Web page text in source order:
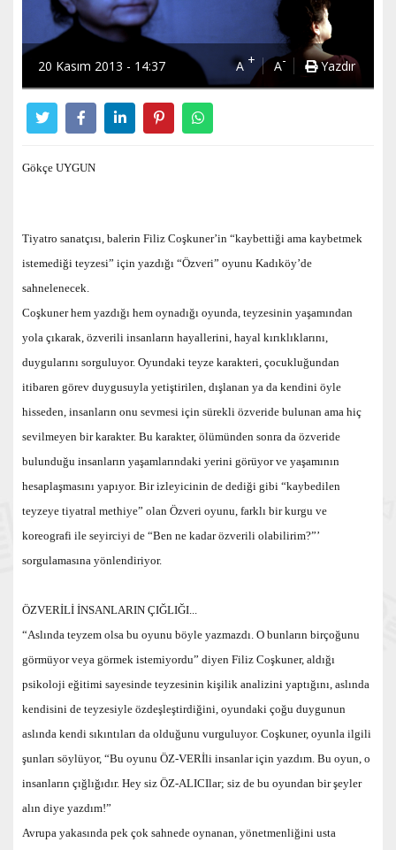
20 Kasım 2013 - 14:37 A + A- Yazdır
Gökçe UYGUN
Tiyatro sanatçısı, balerin Filiz Coşkuner’in “kaybettiği ama kaybetmek
istemediği teyzesi” için yazdığı “Özveri” oyunu Kadıköy’de
sahnelenecek.
Coşkuner hem yazdığı hem oynadığı oyunda, teyzesinin yaşamından
yola çıkarak, özverili insanların hayallerini, hayal kırıklıklarını,
duygularını sorguluyor. Oyundaki teyze karakteri, çocukluğundan
itibaren görev duygusuyla yetiştirilen, dışlanan ya da kendini öyle
hisseden, insanların onu sevmesi için sürekli özveride bulunan ama hiç
sevilmeyen bir karakter. Bu karakter, ölümünden sonra da özveride
bulunduğu insanların yaşamlarındaki yerini görüyor ve yaşamının
hesaplaşmasını yapıyor. Bir izleyicinin de dediği gibi “kaybedilen
teyzeye tiyatral methiye” olan Özveri oyunu, farklı bir kurgu ve
koreografi ile seyirciyi de “Ben ne kadar özverili olabilirim?”’
sorgulamasına yönlendiriyor.
ÖZVERİLİ İNSANLARIN ÇIĞLIĞI...
“Aslında teyzem olsa bu oyunu böyle yazmazdı. O bunların birçoğunu
görmüyor veya görmek istemiyordu” diyen Filiz Coşkuner, aldığı
psikoloji eğitimi sayesinde teyzesinin kişilik analizini yaptığını, aslında
kendisini de teyzesiyle özdeşleştirdiğini, oyundaki çoğu duygunun
aslında kendi sıkıntıları da olduğunu vurguluyor. Coşkuner, oyunla ilgili
şunları söylüyor, “Bu oyunu ÖZ-VERİli insanlar için yazdım. Bu oyun, o
insanların çığlığıdır. Hey siz ÖZ-ALICIlar; siz de bu oyundan bir şeyler
alın diye yazdım!”
Avrupa yakasında pek çok sahnede oynanan, yönetmenliğini usta